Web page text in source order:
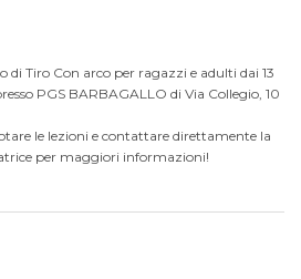
di Tiro Con arco per ragazzi e adulti dai 13
PGS BARBAGALLO di Via Collegio, 10
le lezioni e contattare direttamente la
per maggiori informazioni!